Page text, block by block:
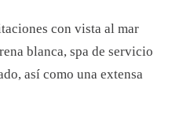
con vista al mar
blanca, spa de servicio
así como una extensa